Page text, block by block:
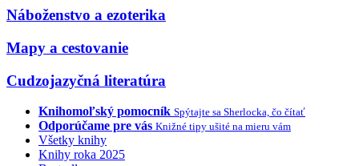
Náboženstvo a ezoterika
Mapy a cestovanie
Cudzojazyčná literatúra
Knihomoľský pomocník Spýtajte sa Sherlocka, čo čítať
Odporúčame pre vás Knižné tipy ušité na mieru vám
Všetky knihy
Knihy roka 2025